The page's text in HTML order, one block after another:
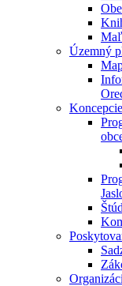
Územný